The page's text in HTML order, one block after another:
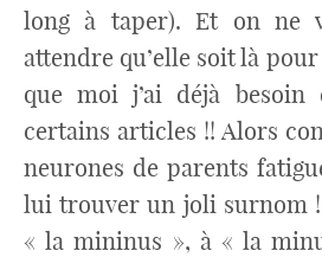
long à taper). Et on ne
attendre qu’elle soit là
que moi j’ai déjà
certains articles !! Alors
neurones de parents
lui trouver un joli surnom !!
« la mininus », à « la